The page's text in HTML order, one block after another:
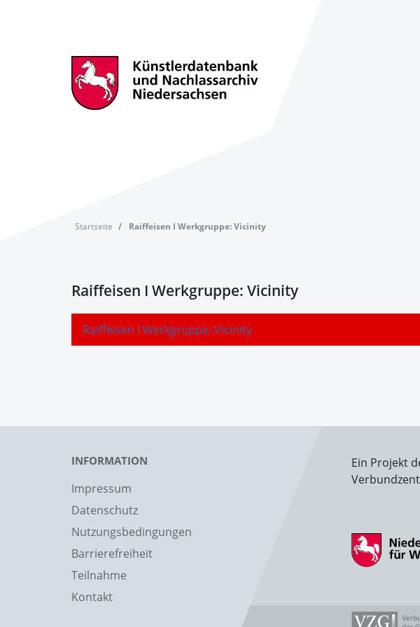
Startseite Raiffeisen I Werkgruppe: Vicinity
Raiffeisen I Werkgruppe: Vicinity
Raiffeisen I Werkgruppe: Vicinity
INFORMATION
Impressum
Datenschutz
Nutzungsbedingungen
Barrierefreiheit
Teilnahme
Kontakt
Ein Projekt